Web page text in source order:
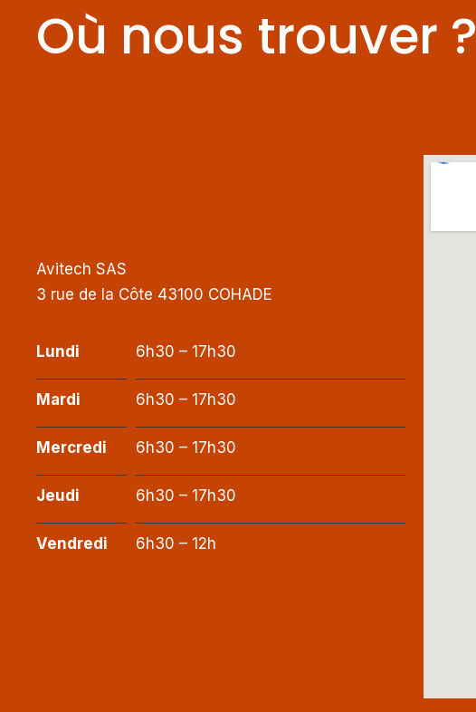
Où nous trouver ?
Avitech SAS
3 rue de la Côte 43100 COHADE
Lundi 6h30 – 17h30
Mardi 6h30 – 17h30
Mercredi 6h30 – 17h30
Jeudi 6h30 – 17h30
Vendredi 6h30 – 12h